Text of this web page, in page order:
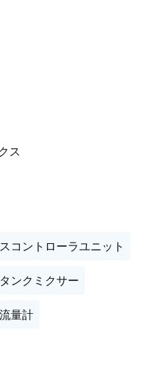
ス
コントローラユニット
ンクミクサー
流量計